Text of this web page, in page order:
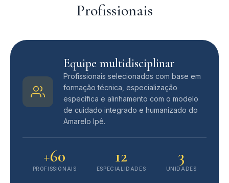
Profissionais
Equipe multidisciplinar
Profissionais selecionados com base em
formação técnica, especialização
específica e alinhamento com o modelo
de cuidado integrado e humanizado do
Amarelo Ipê.
+60
PROFISSIONAIS
12
ESPECIALIDADES
3
UNIDADES